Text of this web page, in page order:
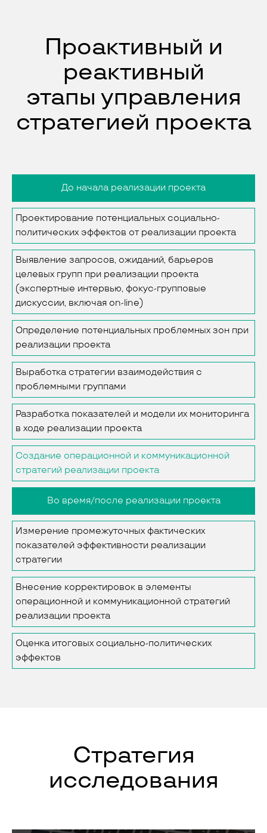
Проактивный и
реактивный
этапы управления
стратегией проекта
До начала реализации проекта
Проектирование потенциальных социально-
политических эффектов от реализации проекта
Выявление запросов, ожиданий, барьеров
целевых групп при реализации проекта
(экспертные интервью, фокус-групповые
дискуссии, включая on-line)
Определение потенциальных проблемных зон при
реализации проекта
Выработка стратегии взаимодействия с
проблемными группами
Разработка показателей и модели их мониторинга
в ходе реализации проекта
Создание операционной и коммуникационной
стратегий реализации проекта
Во время/после реализации проекта
Измерение промежуточных фактических
показателей эффективности реализации
стратегии
Внесение корректировок в элементы
операционной и коммуникационной стратегий
реализации проекта
Оценка итоговых социально-политических
эффектов
Стратегия
исследования